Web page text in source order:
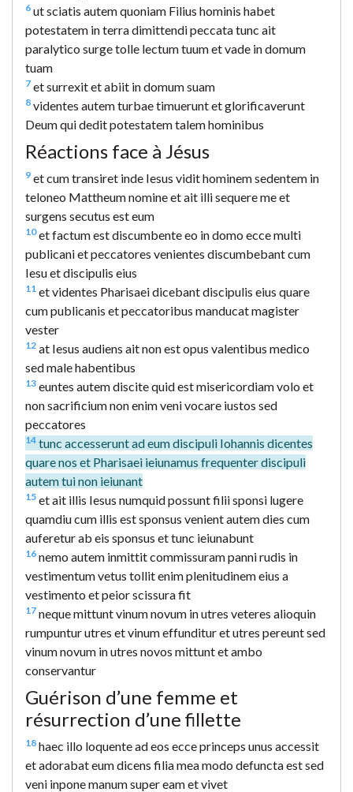
6 ut sciatis autem quoniam Filius hominis habet
potestatem in terra dimittendi peccata tunc ait
paralytico surge tolle lectum tuum et vade in domum
tuam
7 et surrexit et abiit in domum suam
8 videntes autem turbae timuerunt et glorificaverunt
Deum qui dedit potestatem talem hominibus
Réactions face à Jésus
9 et cum transiret inde Iesus vidit hominem sedentem in
teloneo Mattheum nomine et ait illi sequere me et
surgens secutus est eum
10et factum est discumbente eo in domo ecce multi
publicani et peccatores venientes discumbebant cum
Iesu et discipulis eius
11 et videntes Pharisaei dicebant discipulis eius quare
cum publicanis et peccatoribus manducat magister
vester
12 at Iesus audiens ait non est opus valentibus medico
sed male habentibus
13 euntes autem discite quid est misericordiam volo et
non sacrificium non enim veni vocare iustos sed
peccatores
14 tunc accesserunt ad eum discipuli Iohannis dicentes
quare nos et Pharisaei ieiunamus frequenter discipuli
autem tui non ieiunant
15 et ait illis Iesus numquid possunt filii sponsi lugere
quamdiu cum illis est sponsus venient autem dies cum
auferetur ab eis sponsus et tunc ieiunabunt
16 nemo autem inmittit commissuram panni rudis in
vestimentum vetus tollit enim plenitudinem eius a
vestimento et peior scissura fit
17 neque mittunt vinum novum in utres veteres alioquin
rumpuntur utres et vinum effunditur et utres pereunt sed
vinum novum in utres novos mittunt et ambo
conservantur
Guérison d’une femme et
résurrection d’une fillette
18 haec illo loquente ad eos ecce princeps unus accessit
et adorabat eum dicens filia mea modo defuncta est sed
veni inpone manum super eam et vivet